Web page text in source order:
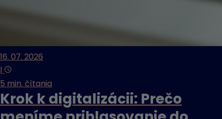
16. 07. 2026
|
5 min. čítania
Krok k digitalizácii: Prečo